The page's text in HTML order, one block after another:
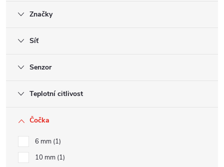
Značky
Síť
Senzor
Teplotní citlivost
Čočka
6 mm 1
10 mm 1